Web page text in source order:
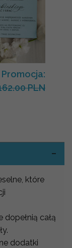
Promocja:
PLN
które
całą
dodatki